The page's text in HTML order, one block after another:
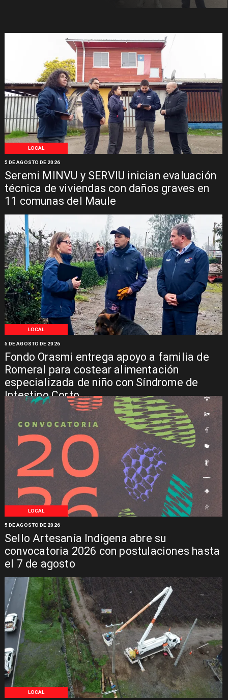
LOCAL
Seremi MINVU y SERVIU inician evaluación
técnica de viviendas con daños graves en
11 comunas del Maule
5 DE AGOSTO DE 2026
LOCAL
Fondo Orasmi entrega apoyo a familia de
Romeral para costear alimentación
especializada de niño con Síndrome de
Intestino Corto
5 DE AGOSTO DE 2026
LOCAL
Sello Artesanía Indígena abre su
convocatoria 2026 con postulaciones hasta
el 7 de agosto
5 DE AGOSTO DE 2026
LOCAL